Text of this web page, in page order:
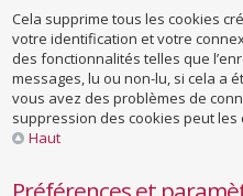
Cela supprime tous les cookies
votre identification et votre
des fonctionnalités telles que
messages, lu ou non-lu, si cela a
vous avez des problèmes de
suppression des cookies peut les
Haut